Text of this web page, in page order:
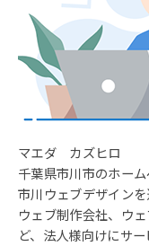
送
マエダ カズヒロ
千葉県市川市のホーム
市川ウェブデザインを
ウェブ制作会社、ウ
ど、法人様向けにサー